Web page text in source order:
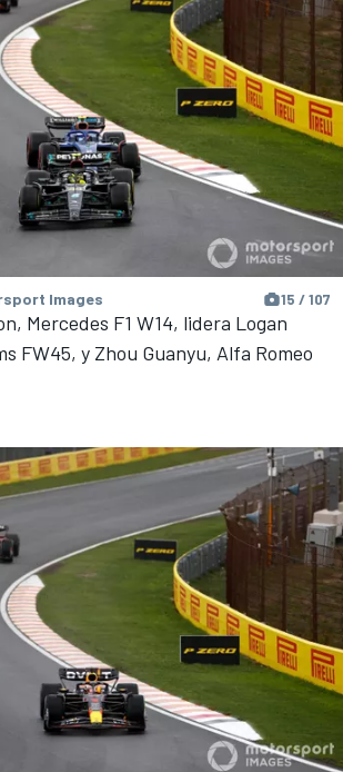
Images 15 / 107
Mercedes F1 W14, lidera Logan
FW45, y Zhou Guanyu, Alfa Romeo